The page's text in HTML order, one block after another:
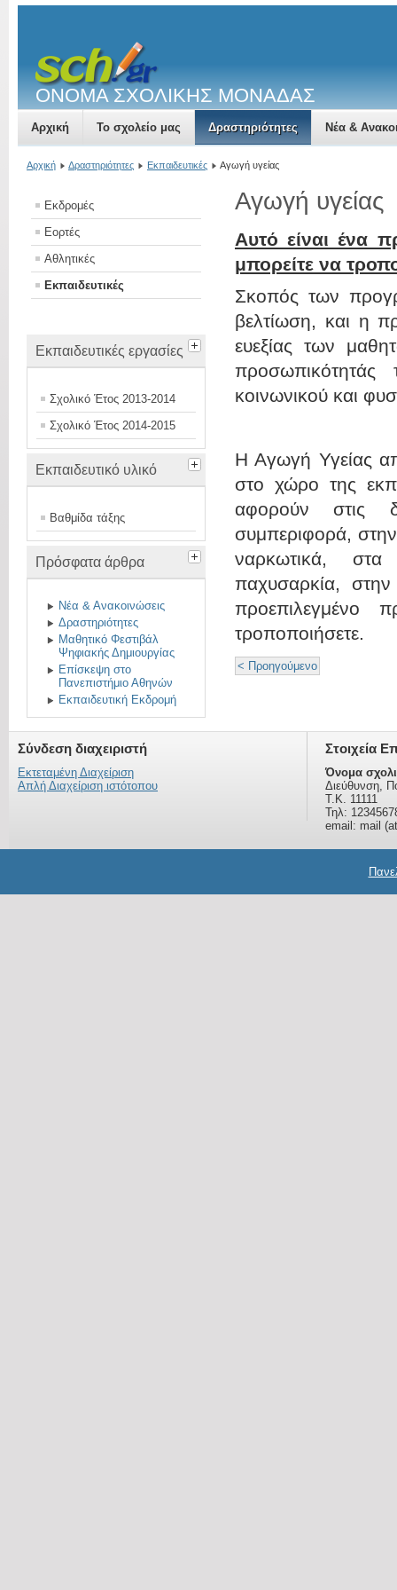
ΟΝΟΜΑ ΣΧΟΛΙΚΗΣ ΜΟΝΑΔΑΣ
Αρχική Το σχολείο μας Δραστηριότητες Νέα &
Αρχική Δραστηριότητες Εκπαιδευτικές Αγωγή υγείας
Εκδρομές
Εορτές
Αθλητικές
Εκπαιδευτικές
Εκπαιδευτικές εργασίες
Σχολικό Έτος 2013-2014
Σχολικό Έτος 2014-2015
Εκπαιδευτικό υλικό
Βαθμίδα τάξης
Πρόσφατα άρθρα
Νέα & Ανακοινώσεις
Δραστηριότητες
Μαθητικό Φεστιβάλ
Ψηφιακής Δημιουργίας
Επίσκεψη στο
Πανεπιστήμιο Αθηνών
Εκπαιδευτική Εκδρομή
Αγωγή υγείας
Αυτό είναι ένα
μπορείτε να
Σκοπός των
βελτίωση, και η
ευεξίας των
κοινωνικού και
Η Αγωγή Υγείας
στο χώρο της
αφορούν στις
συμπεριφορά,
ναρκωτικά, στα
παχυσαρκία,
προεπιλεγμένο
τροποποιήσετε.
< Προηγούμενο
Σύνδεση διαχειριστή
Εκτεταμένη Διαχείριση
Απλή Διαχείριση ιστότοπου
Στοιχεία
Όνομα
Διεύθυνση,
Τ.Κ. 11111
Τηλ:
email: mail